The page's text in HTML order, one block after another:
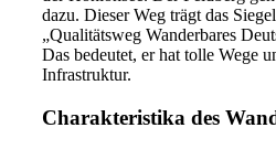
dazu. Dieser Weg trägt das Siegel
„Qualitätsweg Wanderbares
Das bedeutet, er hat tolle Wege
Infrastruktur.
Charakteristika des